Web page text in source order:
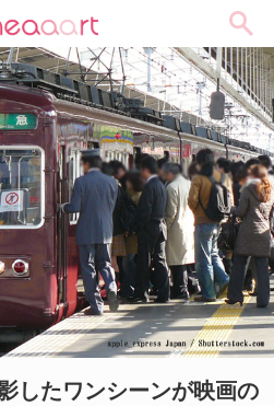
したワンシーンが映画の